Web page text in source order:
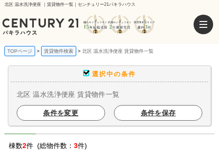
北区 温水洗浄便座 ｜賃貸物件一覧｜センチュリー21パキラハウス
TOPページ 賃貸物件検索 北区 温水洗浄便座 賃貸物件一覧
選択中の条件
北区 温水洗浄便座 賃貸物件一覧
条件を変更 条件を保存
棟数2件 (総物件数： 3件)